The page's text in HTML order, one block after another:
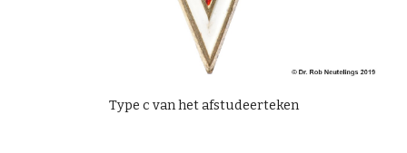
Type c van het afstudeerteken